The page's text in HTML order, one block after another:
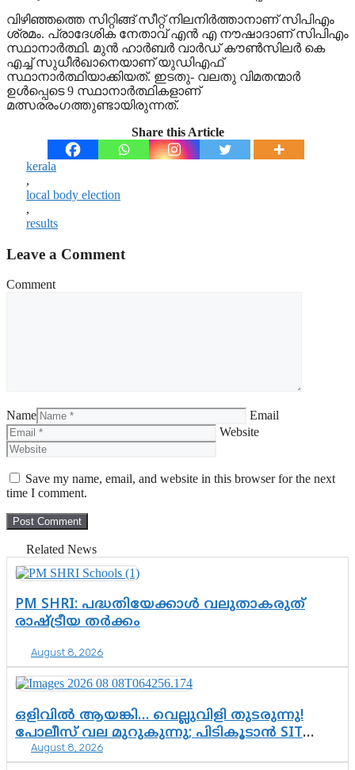
വിഴിഞ്ഞത്തെ സിറ്റിങ്ങ് സീറ്റ് നിലനിര്‍ത്താനാണ് സിപിഎം
ശ്രമം. പ്രാദേശിക നേതാവ് എന്‍ എ നൗഷാദാണ് സിപിഎം
സ്ഥാനാര്‍ത്ഥി. മുന്‍ ഹാര്‍ബര്‍ വാര്‍ഡ് കൗണ്‍സിലര്‍ കെ
എച്ച് സുധീര്‍ഖാനെയാണ് യുഡിഎഫ്
സ്ഥാനാര്‍ത്ഥിയാക്കിയത്. ഇടതു- വലതു വിമതന്മാര്‍
ഉള്‍പ്പെടെ 9 സ്ഥാനാര്‍ത്ഥികളാണ്
മത്സരരംഗത്തുണ്ടായിരുന്നത്.
Share this Article
kerala
,
local body election
,
results
Leave a Comment
Comment
Name
Email
Website
Save my name, email, and website in this browser for the next
time I comment.
Related News
PM SHRI: പദ്ധതിയേക്കാൾ വലുതാകരുത്
രാഷ്ട്രീയ തർക്കം
August 8, 2026
ഒളിവിൽ ആയങ്കി… വെല്ലുവിളി തുടരുന്നു!
പോലീസ് വല മുറുകുന്നു; പിടികൂടാൻ SIT
രംഗത്ത്. ഇനി ചോദ്യം ആയങ്കി എവിടെ
August 8, 2026